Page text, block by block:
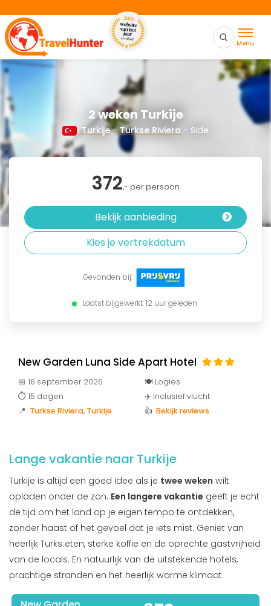
Menu
2 weken Turkije
Turkije-Turkse Riviera - Side
372,- per persoon
Bekijk aanbieding
Kies je vertrekdatum
Gevonden bij:
Laatst bijgewerkt: 12 uur geleden
New Garden Luna Side Apart Hotel
📅 16 september 2026
⏱️ 15 dagen
📍 Turkse Riviera, Turkije
🍽️ Logies
✈️ Inclusief vlucht
👍 Bekijk reviews
Lange vakantie naar Turkije
Turkije is altijd een goed idee als je twee weken wilt
opladen onder de zon. Een langere vakantie geeft je echt
de tijd om het land op je eigen tempo te ontdekken,
zonder haast of het gevoel dat je iets mist. Geniet van
heerlijk Turks eten, sterke koffie en de oprechte gastvrijheid
van de locals. En natuurlijk van de uitstekende hotels,
prachtige stranden en het heerlijk warme klimaat.